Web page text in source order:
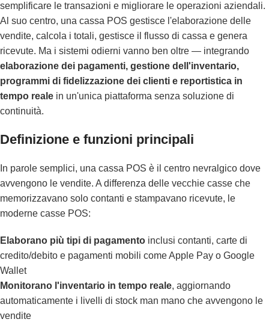
semplificare le transazioni e migliorare le operazioni aziendali.
Al suo centro, una cassa POS gestisce l'elaborazione delle
vendite, calcola i totali, gestisce il flusso di cassa e genera
ricevute. Ma i sistemi odierni vanno ben oltre — integrando
elaborazione dei pagamenti, gestione dell'inventario,
programmi di fidelizzazione dei clienti e reportistica in
tempo reale in un'unica piattaforma senza soluzione di
continuità.
Definizione e funzioni principali
In parole semplici, una cassa POS è il centro nevralgico dove
avvengono le vendite. A differenza delle vecchie casse che
memorizzavano solo contanti e stampavano ricevute, le
moderne casse POS:
Elaborano più tipi di pagamento inclusi contanti, carte di
credito/debito e pagamenti mobili come Apple Pay o Google
Wallet
Monitorano l'inventario in tempo reale, aggiornando
automaticamente i livelli di stock man mano che avvengono le
vendite